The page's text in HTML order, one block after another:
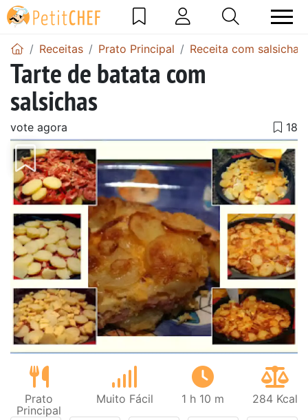
Receitas Prato Principal Receita com salsicha
Tarte de batata com
salsichas
vote agora
Prato
Principal
Muito Fácil 1 h 10 m 284 Kcal